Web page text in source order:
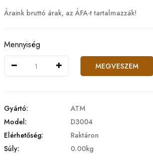
Áraink bruttó árak, az ÁFA-t tartalmazzák!
Mennyiség
MEGVESZEM
Gyártó:
ATM
Model:
D3004
Elérhetőség:
Raktáron
Súly:
0.00kg